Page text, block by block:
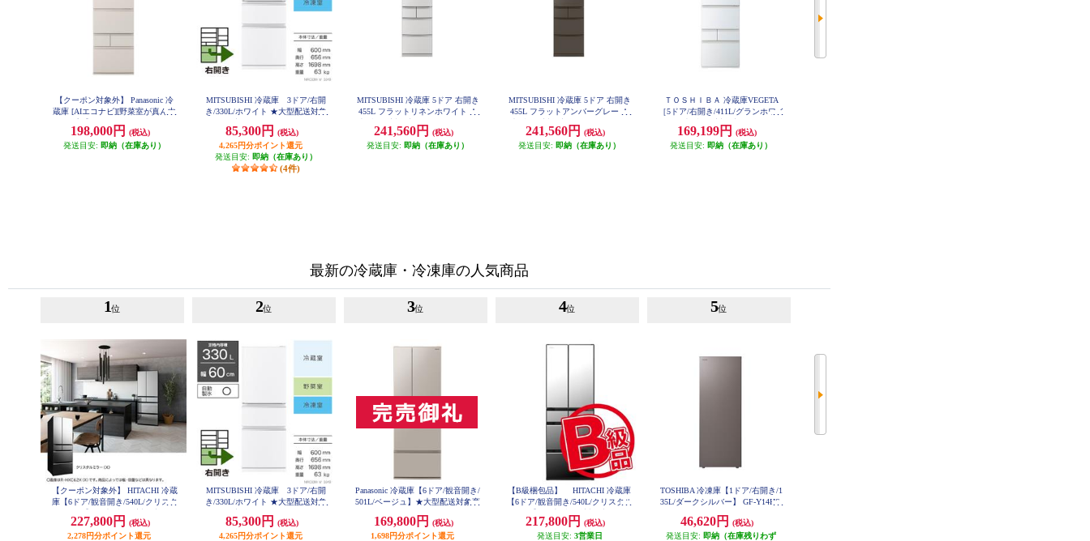
【クーポン対象外】 Panasonic 冷
蔵庫 [AIエコナビ][野菜室が真ん中
トライトベージュ】★大型配送対
象商品 NR-E47BR3-C
198,000円
(税込)
発送目安: 即納（在庫あり）
MITSUBISHI 冷蔵庫 3ドア/右開
き/330L/ホワイト ★大型配送対象
85,300円
(税込)
4,265円分ポイント還元
発送目安: 即納（在庫あり）
(4件)
MITSUBISHI 冷蔵庫 5ドア 右開き
455L フラットリネンホワイト ★
241,560円
(税込)
発送目安: 即納（在庫あり）
MITSUBISHI 冷蔵庫 5ドア 右開き
455L フラットアンバーグレー ★
241,560円
(税込)
発送目安: 即納（在庫あり）
ＴＯＳＨＩＢＡ 冷蔵庫VEGETA
［5ドア/右開き/411L/グランホワイ
XH-EW
169,199円
(税込)
発送目安: 即納（在庫あり）
最新の冷蔵庫・冷凍庫の人気商品
1位
【クーポン対象外】 HITACHI 冷蔵
庫【6ドア/観音開き/540L/クリスタ
-HXC54X-X
227,800円
(税込)
2,278円分ポイント還元
2位
MITSUBISHI 冷蔵庫 3ドア/右開
き/330L/ホワイト ★大型配送対象
85,300円
(税込)
4,265円分ポイント還元
3位
Panasonic 冷蔵庫【6ドア/観音開き/
501L/ベージュ】★大型配送対象商
169,800円
(税込)
1,698円分ポイント還元
4位
【B級梱包品】 HITACHI 冷蔵庫
【6ドア/観音開き/540L/クリスタル
RHXC54X-X
217,800円
(税込)
発送目安: 3営業日
5位
TOSHIBA 冷凍庫【1ドア/右開き/1
35L/ダークシルバー】 GF-Y14HS-
46,620円
(税込)
発送目安: 即納（在庫残りわず